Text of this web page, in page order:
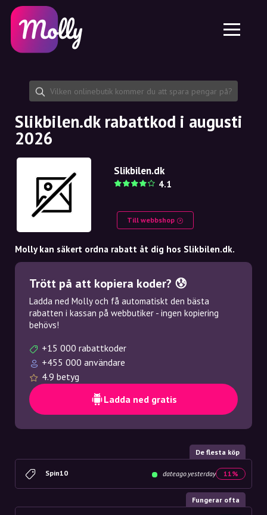
Hudvård
Hårvård
Dela rabattkod
Funktioner
Jobb
Om oss
Samarbete
Plattform
Molly till iPhone och iPad
Molly till Android
SE
EN
SE
NO
NL
Slikbilen.dk rabattkod i augusti
2026
Slikbilen.dk
4.1
Till webbshop
Molly kan säkert ordna rabatt åt dig hos Slikbilen.dk.
Trött på att kopiera koder? 😰
Ladda ned Molly och få automatiskt den bästa
rabatten i kassan på webbutiker - ingen kopiering
behövs!
+15 000 rabattkoder
+455 000 användare
4.9 betyg
Ladda ned gratis
De flesta köp
Spin10 dateago.yesterday 11%
Fungerar ofta